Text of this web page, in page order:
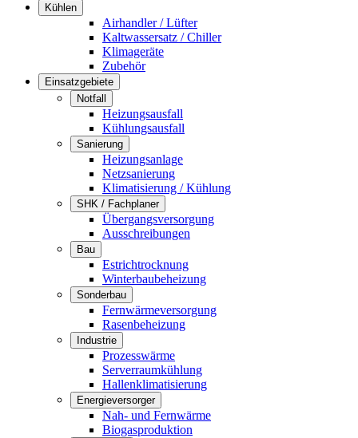
Kühlen
Airhandler / Lüfter
Kaltwassersatz / Chiller
Klimageräte
Zubehör
Einsatzgebiete
Notfall
Heizungsausfall
Kühlungsausfall
Sanierung
Heizungsanlage
Netzsanierung
Klimatisierung / Kühlung
SHK / Fachplaner
Übergangsversorgung
Ausschreibungen
Bau
Estrichtrocknung
Winterbaubeheizung
Sonderbau
Fernwärmeversorgung
Rasenbeheizung
Industrie
Prozesswärme
Serverraumkühlung
Hallenklimatisierung
Energieversorger
Nah- und Fernwärme
Biogasproduktion